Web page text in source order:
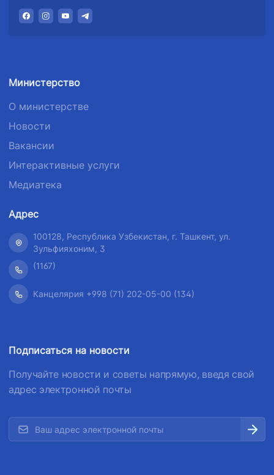
Министерство
О министерстве
Новости
Вакансии
Интерактивные услуги
Медиатека
Адрес
100128, Республика Узбекистан, г. Ташкент, ул.
Зульфияхоним, 3
(1167)
Канцелярия +998 (71) 202-05-00 (134)
Подписаться на новости
Получайте новости и советы напрямую, введя свой
адрес электронной почты